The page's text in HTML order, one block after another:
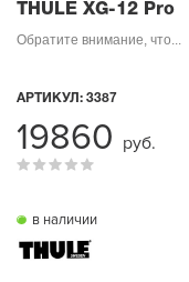
THULE XG-12 Pro
Обратите внимание, что...
АРТИКУЛ: 3387
19860 руб.
в наличии